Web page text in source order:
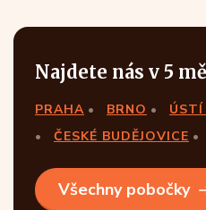
Najdete nás v 5
PRAHA BRNO
ÚSTÍ
ČESKÉ BUDĚJOVICE
Všechny pobočky